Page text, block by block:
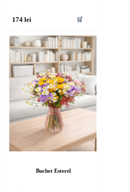
174lei 🛒
Buchet Esterel